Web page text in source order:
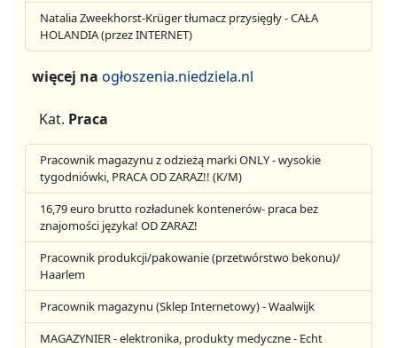
Natalia Zweekhorst-Krüger tłumacz przysięgły - CAŁA
HOLANDIA (przez INTERNET)
więcej na ogłoszenia.niedziela.nl
Kat. Praca
Pracownik magazynu z odzieżą marki ONLY - wysokie
tygodniówki, PRACA OD ZARAZ!! (K/M)
16,79 euro brutto rozładunek kontenerów- praca bez
znajomości języka! OD ZARAZ!
Pracownik produkcji/pakowanie (przetwórstwo bekonu)/
Haarlem
Pracownik magazynu (Sklep Internetowy) - Waalwijk
MAGAZYNIER - elektronika, produkty medyczne - Echt